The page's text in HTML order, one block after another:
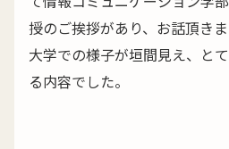
授のご挨拶があり、お話頂き
大学での様子が垣間見え、と
る内容でした。